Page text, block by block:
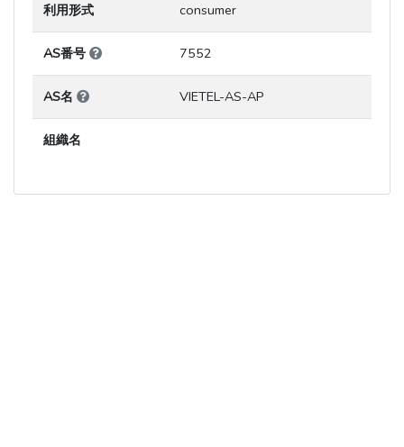
利用形式 consumer
AS番号 7552
AS名 VIETEL-AS-AP
組織名